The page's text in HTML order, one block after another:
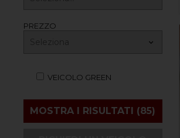
PREZZO
VEICOLO GREEN